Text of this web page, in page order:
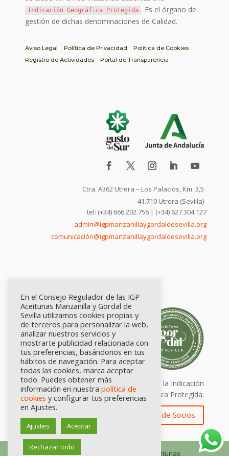
Indicación Geográfica Protegida . Es el órgano de
gestión de dichas denominaciones de Calidad.
Aviso Legal Política de Privacidad
Política de Cookies
Registro de Actividades
Portal de Transparencia
Ctra. A362 Utrera – Los Palacios, Km. 3,5
41.710 Utrera (Sevilla)
tel: (+34) 666.202.756 | (+34) 627.304.127
admin@igpmanzanillaygordaldesevilla.org
comunicación@igpmanzanillaygordaldesevilla.org
Calidad certificada por Origen. Sellos de la Indicación
Geográfica Protegida.
Zona de Socios
© Consejo Regulador de las IGP Aceitunas
En el Consejo Regulador de las IGP
Aceitunas Manzanilla y Gordal de
Sevilla utilizamos cookies propias y
de terceros para personalizar la web,
analizar nuestros servicios y
mostrarte publicidad relacionada con
tus preferencias, basándonos en tus
hábitos de navegación. Para aceptar
todas las cookies, marca aceptar
todo. Puedes obtener más
información en nuestra política de
cookies y configurar tus preferencias
en Ajustes.
Ajustes Aceptar
Rechazar todo